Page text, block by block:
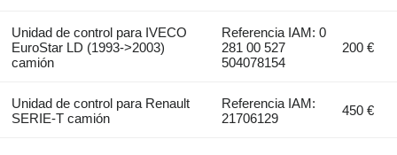
Unidad de control para IVECO
EuroStar LD (1993->2003)
camión
Referencia IAM: 0
281 00 527
504078154
200 €
Unidad de control para Renault
SERIE-T camión
Referencia IAM:
21706129
450 €